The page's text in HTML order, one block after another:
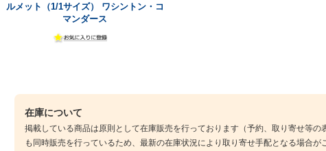
ルメット（1/1サイズ） ワシントン・コ
マンダース
在庫について
掲載している商品は原則として在庫販売を行っております（予約、取り寄せ等の
も同時販売を行っているため、最新の在庫状況により取り寄せ手配となる場合